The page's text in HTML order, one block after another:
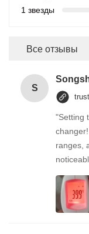
1 звезды
Все отзывы
S
"Setting
ranges,